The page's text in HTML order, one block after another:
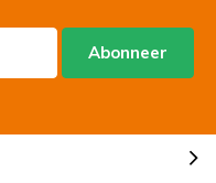
Abonneer